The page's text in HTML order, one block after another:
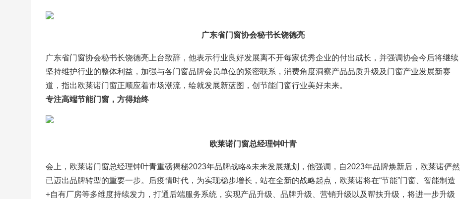
广东省门窗协会秘书长饶德亮
广东省门窗协会秘书长饶德亮上台致辞，他表示行业良好发展离不开每家优秀企业的付出成长，并强调协会今后将继续
坚持维护行业的整体利益，加强与各门窗品牌会员单位的紧密联系，消费角度洞察产品品质升级及门窗产业发展新赛
道，指出欧莱诺门窗正顺应着市场潮流，绘就发展新蓝图，创节能门窗行业美好未来。
专注高端节能门窗，方得始终
欧莱诺门窗总经理钟叶青
会上，欧莱诺门窗总经理钟叶青重磅揭秘2023年品牌战略&未来发展规划，他强调，自2023年品牌焕新后，欧莱诺俨然
已迈出品牌转型的重要一步。后疫情时代，为实现稳步增长，站在全新的战略起点，欧莱诺将在“节能”门窗、智能制造
+自有厂房等多维度持续发力，打通后端服务系统，实现产品升级、品牌升级、营销升级以及帮扶升级，将进一步升级